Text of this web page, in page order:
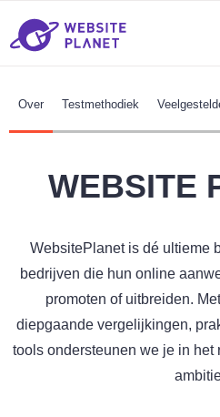
Over Testmethodiek
WEBSITE
WebsitePlanet is dé ultieme
bedrijven die hun online
promoten of uitbreiden.
diepgaande vergelijkingen,
tools ondersteunen we je in